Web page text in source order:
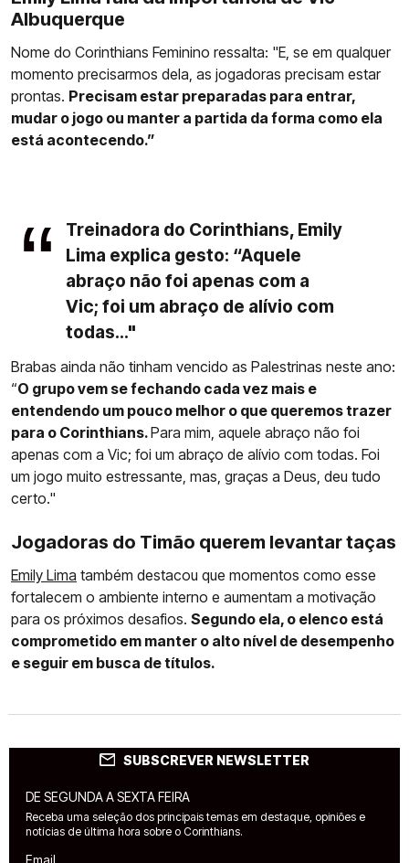
Albuquerque
Nome do Corinthians Feminino ressalta: "E, se em qualquer
momento precisarmos dela, as jogadoras precisam estar
prontas. Precisam estar preparadas para entrar,
mudar o jogo ou manter a partida da forma como ela
está acontecendo.”
Treinadora do Corinthians, Emily
Lima explica gesto: “Aquele
abraço não foi apenas com a
Vic; foi um abraço de alívio com
todas..."
Brabas ainda não tinham vencido as Palestrinas neste ano:
“O grupo vem se fechando cada vez mais e
entendendo um pouco melhor o que queremos trazer
para o Corinthians.Para mim, aquele abraço não foi
apenas com a Vic; foi um abraço de alívio com todas. Foi
um jogo muito estressante, mas, graças a Deus, deu tudo
certo."
Jogadoras do Timão querem levantar taças
Emily Lima também destacou que momentos como esse
fortalecem o ambiente interno e aumentam a motivação
para os próximos desafios. Segundo ela, o elenco está
comprometido em manter o alto nível de desempenho
e seguir em busca de títulos.
SUBSCREVER NEWSLETTER
DE SEGUNDA A SEXTA FEIRA
Receba uma seleção dos principais temas em destaque, opiniões e
notícias de última hora sobre o Corinthians.
Email